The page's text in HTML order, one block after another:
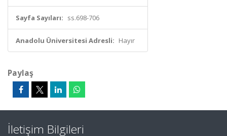
Sayfa Sayıları: ss.698-706
Anadolu Üniversitesi Adresli: Hayır
Paylaş
İletişim Bilgileri